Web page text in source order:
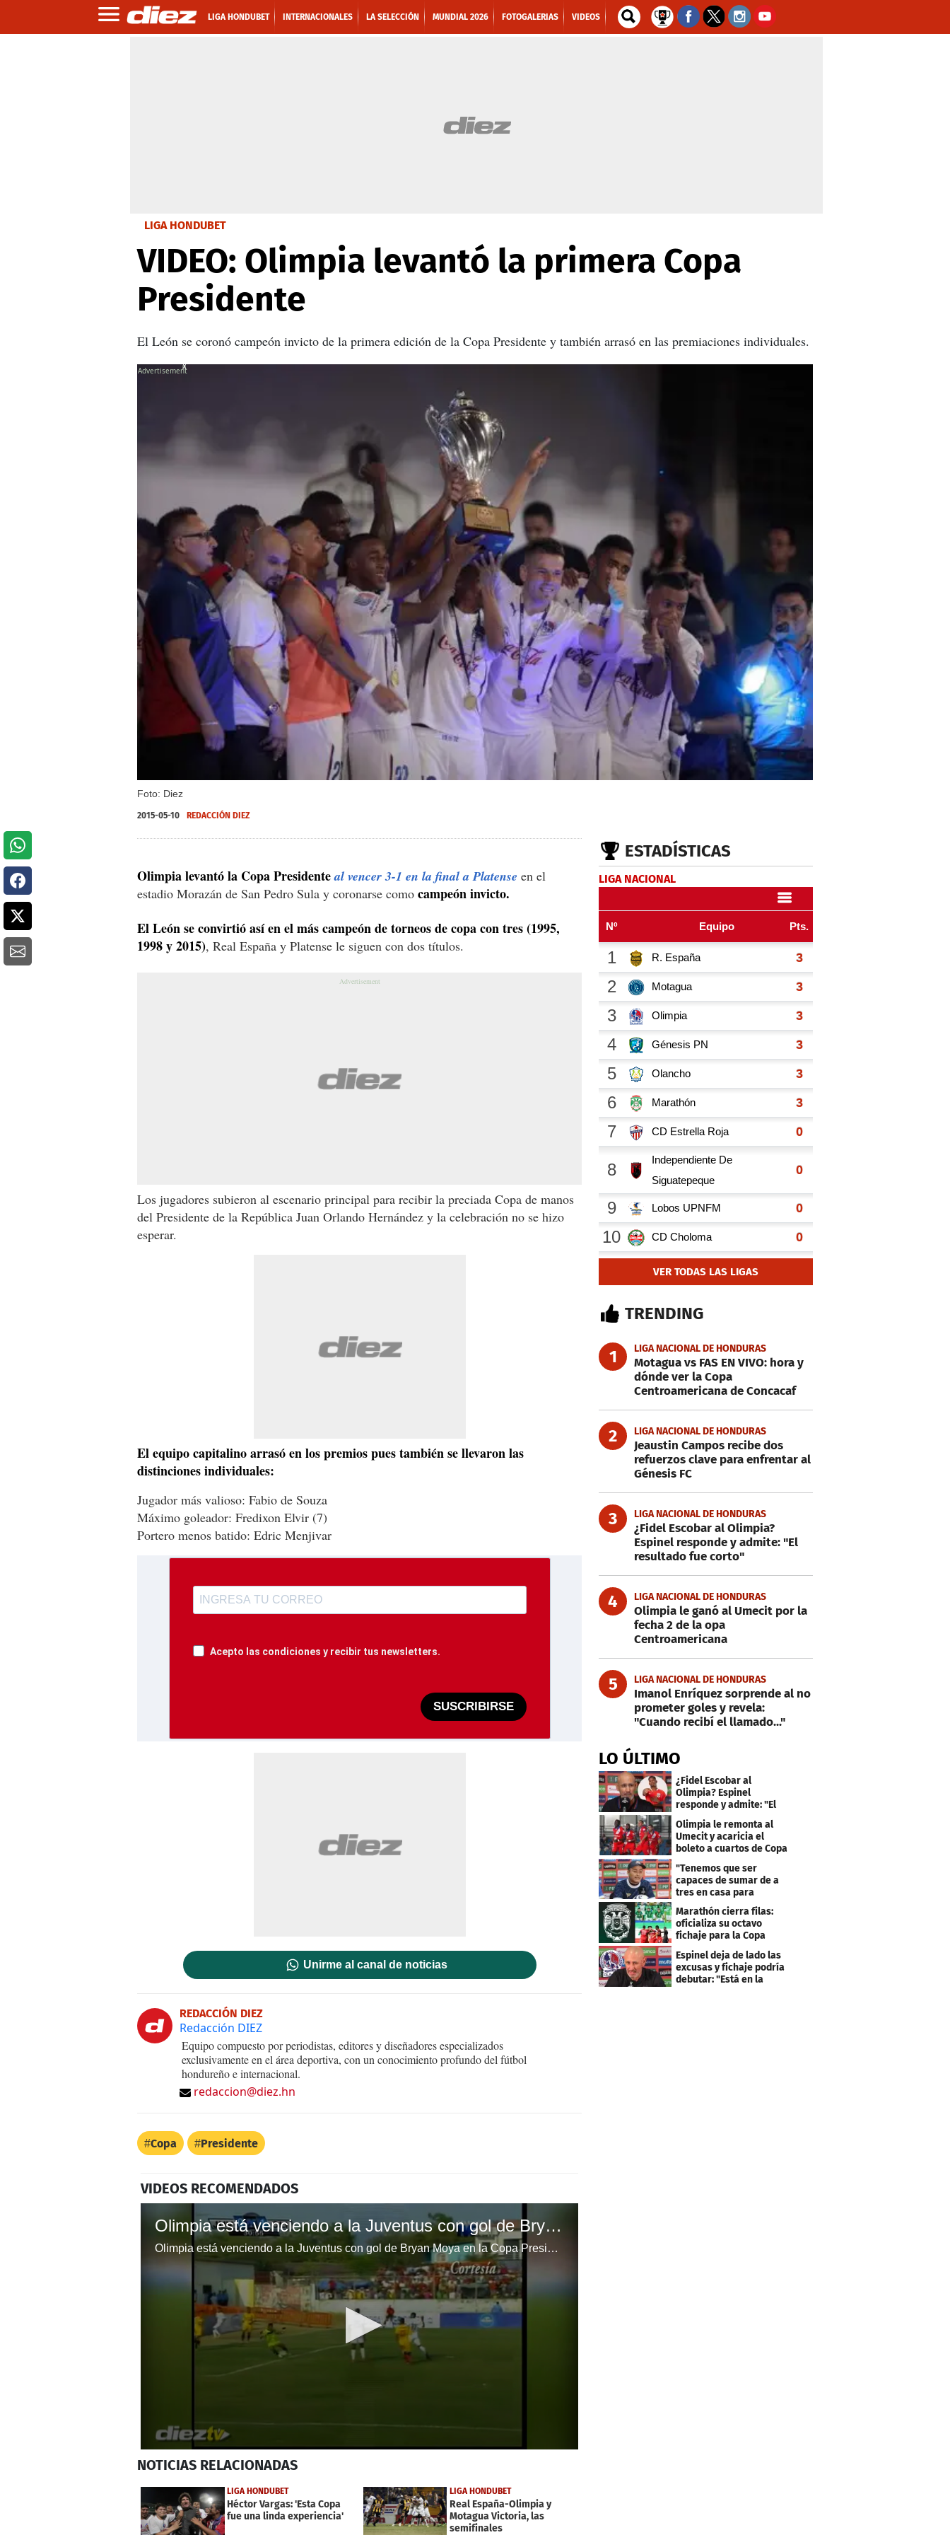
LIGA HONDUBET INTERNACIONALES LA SELECCIÓN MUNDIAL 2026 FOTOGALERIAS VIDEOS
LIGA HONDUBET
VIDEO: Olimpia levantó la primera Copa
Presidente
El León se coronó campeón invicto de la primera edición de la Copa Presidente y también arrasó en las premiaciones individuales.
Foto: Diez
X
2015-05-10 REDACCIÓN DIEZ
Olimpia levantó la Copa Presidenteal vencer 3-1 en la final a Platense en el
estadio Morazán de San Pedro Sula y coronarse como campeón invicto.
El León se convirtió así en el más campeón de torneos de copa con tres (1995,
1998 y 2015), Real España y Platense le siguen con dos títulos.
Los jugadores subieron al escenario principal para recibir la preciada Copa de manos
del Presidente de la República Juan Orlando Hernández y la celebración no se hizo
esperar.
El equipo capitalino arrasó en los premios pues también se llevaron las
distinciones individuales:
Jugador más valioso: Fabio de Souza
Máximo goleador: Fredixon Elvir (7)
Portero menos batido: Edric Menjivar
Acepto las condiciones y recibir tus newsletters.
SUSCRIBIRSE
Unirme al canal de noticias
REDACCIÓN DIEZ
Redacción DIEZ
Equipo compuesto por periodistas, editores y diseñadores especializados
exclusivamente en el área deportiva, con un conocimiento profundo del fútbol
hondureño e internacional.
redaccion@diez.hn
Copa Presidente
VIDEOS RECOMENDADOS
Olimpia está venciendo a la Juventus con gol de Bryan Moya en la Copa Presidente
Olimpia está venciendo a la Juventus con gol de Bryan Moya en la Copa Presidente
seconds
23
secondsVolume
0%
NOTICIAS RELACIONADAS
LIGA HONDUBET
Héctor Vargas: 'Esta Copa
fue una linda experiencia'
LIGA HONDUBET
Real España-Olimpia y
Motagua Victoria, las
semifinales
ESTADÍSTICAS
LIGA NACIONAL
VER TODAS LAS LIGAS
TRENDING
1 LIGA NACIONAL DE HONDURAS
Motagua vs FAS EN VIVO: hora y
dónde ver la Copa
Centroamericana de Concacaf
2 LIGA NACIONAL DE HONDURAS
Jeaustin Campos recibe dos
refuerzos clave para enfrentar al
Génesis FC
3 LIGA NACIONAL DE HONDURAS
¿Fidel Escobar al Olimpia?
Espinel responde y admite: "El
resultado fue corto"
4 LIGA NACIONAL DE HONDURAS
Olimpia le ganó al Umecit por la
fecha 2 de la opa
Centroamericana
5 LIGA NACIONAL DE HONDURAS
Imanol Enríquez sorprende al no
prometer goles y revela:
"Cuando recibí el llamado..."
LO ÚLTIMO
¿Fidel Escobar al
Olimpia? Espinel
responde y admite: "El
resultado fue corto"
Olimpia le remonta al
Umecit y acaricia el
boleto a cuartos de Copa
"Tenemos que ser
capaces de sumar de a
tres en casa para
asegurar la
clasificación"
Marathón cierra filas:
oficializa su octavo
fichaje para la Copa
Centroamericana
Espinel deja de lado las
excusas y fichaje podría
debutar: "Está en la